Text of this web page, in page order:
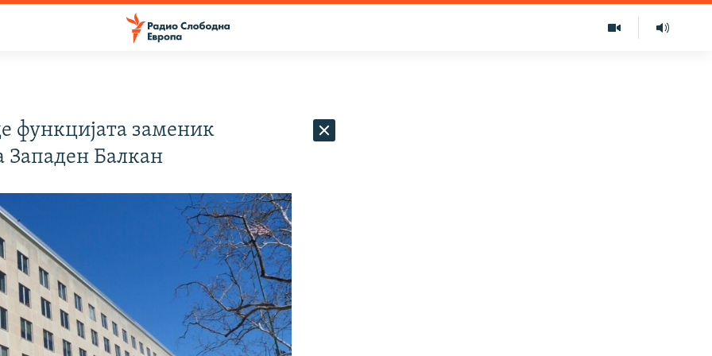
функцијата заменик
Балкан